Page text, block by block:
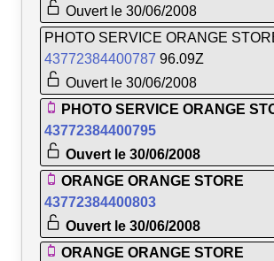
Ouvert le 30/06/2008
PHOTO SERVICE ORANGE
43772384400787 96.09Z
Ouvert le 30/06/2008
PHOTO SERVICE ORANGE
43772384400795
Ouvert le 30/06/2008
ORANGE ORANGE STORE
43772384400803
Ouvert le 30/06/2008
ORANGE ORANGE STORE